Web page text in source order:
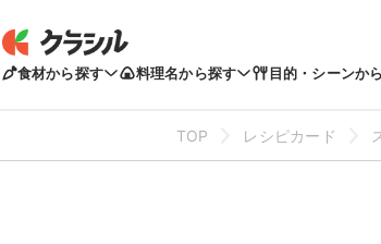
食材から探す 料理名から探す 目的・シーンか
TOP レシピカード